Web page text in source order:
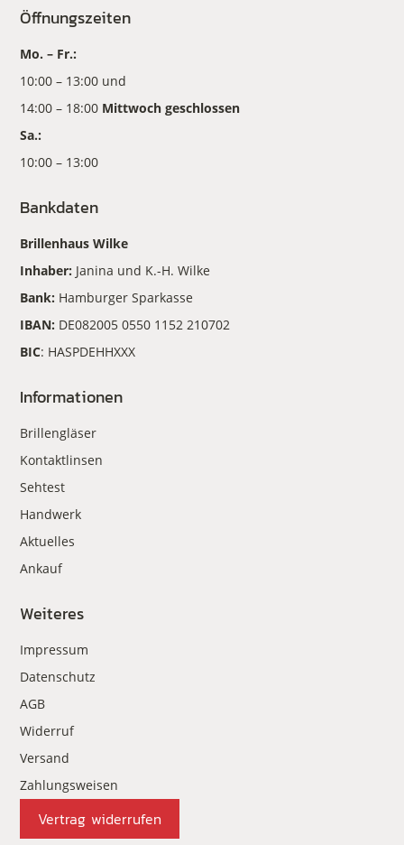
Öffnungszeiten
Mo. – Fr.:
10:00 – 13:00 und
14:00 – 18:00 Mittwoch geschlossen
Sa.:
10:00 – 13:00
Bankdaten
Brillenhaus Wilke
Inhaber: Janina und K.-H. Wilke
Bank: Hamburger Sparkasse
IBAN: DE082005 0550 1152 210702
BIC: HASPDEHHXXX
Informationen
Brillengläser
Kontaktlinsen
Sehtest
Handwerk
Aktuelles
Ankauf
Weiteres
Impressum
Datenschutz
AGB
Widerruf
Versand
Zahlungsweisen
Vertrag widerrufen